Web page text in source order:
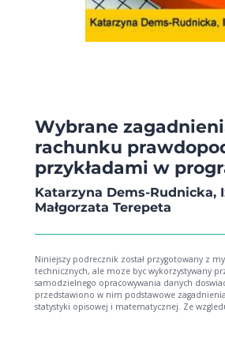
Wybrane
rachunku
przykładami w
Katarzyna Dems-Rudnicka,
Małgorzata Terepeta
Niniejszy podrecznik został przygotowany z
technicznych, ale moze byc wykorzystywany
samodzielnego opracowywania danych
przedstawiono w nim podstawowe
statystyki opisowej i matematycznej. Ze